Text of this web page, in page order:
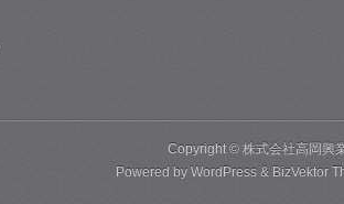
Copyright © 株式会社高岡興
Powered by WordPress& BizVektor